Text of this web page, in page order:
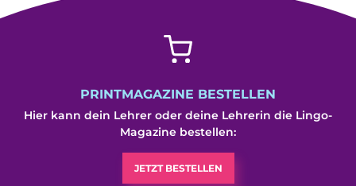
PRINTMAGAZINE BESTELLEN
Hier kann dein Lehrer oder deine Lehrerin die Lingo-
Magazine bestellen:
JETZT BESTELLEN